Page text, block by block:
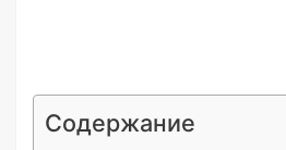
Содержание